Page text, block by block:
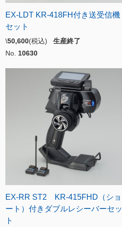
EX-LDT KR-418FH付き送受信機
セット
\50,600(税込) 生産終了
No. 10630
EX-RR ST2 KR-415FHD（ショ
ート）付きダブルレシーバーセッ
ト